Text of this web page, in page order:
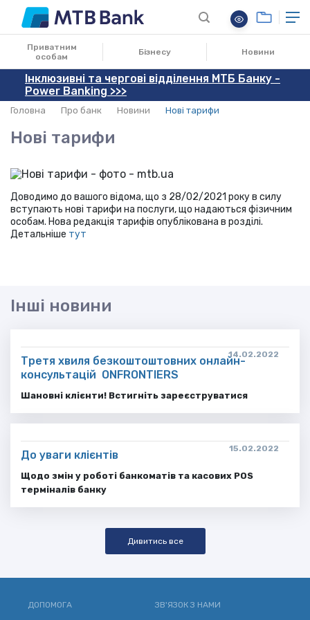
Приватним
особам
Бізнесу Новини
Інклюзивні та чергові відділення МТБ Банку -
Power Banking >>>
Головна Про банк Новини Нові тарифи
Нові тарифи
15.02.2022
Доводимо до вашого відома, що з 28/02/2021 року в силу
вступають нові тарифи на послуги, що надаються фізичним
особам. Нова редакція тарифів опублікована в розділі.
Детальніше тут
Інші новини
14.02.2022
Третя хвиля безкоштоштовних онлайн-
консультацій ONFRONTIERS
Шановні клієнти! Встигніть зареєструватися
15.02.2022
До уваги клієнтів
Щодо змін у роботі банкоматів та касових POS
терміналів банку
Дивитись все
ДОПОМОГА ЗВ'ЯЗОК З НАМИ